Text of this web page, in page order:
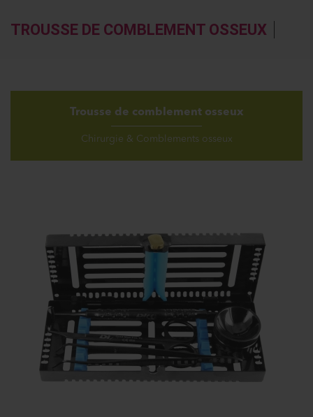
TROUSSE DE COMBLEMENT OSSEUX
Trousse de comblement osseux
Chirurgie & Comblements osseux